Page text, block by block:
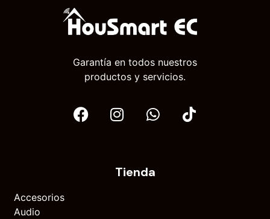
Garantía en todos nuestros
productos y servicios.
Tienda
Accesorios
Audio